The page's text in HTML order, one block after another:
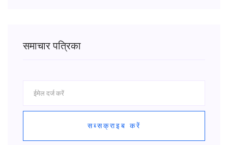
समाचार पत्रिका
सब्सक्राइब करें